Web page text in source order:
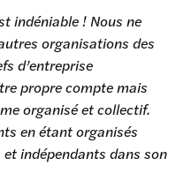
indéniable ! Nous ne
organisations des
d’entreprise
propre compte mais
organisé et collectif.
en étant organisés
et indépendants dans son